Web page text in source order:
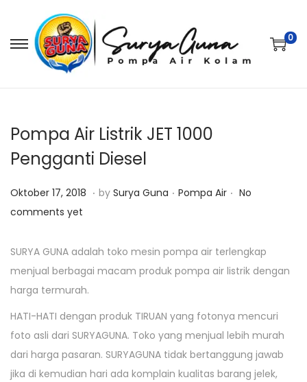
S
t
g
o
n
S
t
e
0
Pompa Air Listrik JET 1000
Pengganti Diesel
P
o
t
e
d
Oktober 17, 2018 J
i
2
. by Surya Guna . P
t
e
Pompa Air . No
comments yet
SURYA GUNA adalah toko mesin pompa air terlengkap
menjual berbagai macam produk pompa air listrik dengan
harga termurah.
HATI-HATI dengan produk TIRUAN yang fotonya mencuri
foto asli dari SURYAGUNA. Toko yang menjual lebih murah
dari harga pasaran. SURYAGUNA tidak bertanggung jawab
jika di kemudian hari ada komplain kualitas barang jelek,